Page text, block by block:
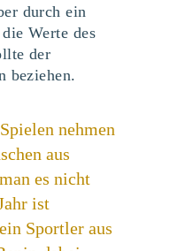
durch ein
Werte des
der
beziehen.
nehmen
aus
es nicht
ist
Sportler aus